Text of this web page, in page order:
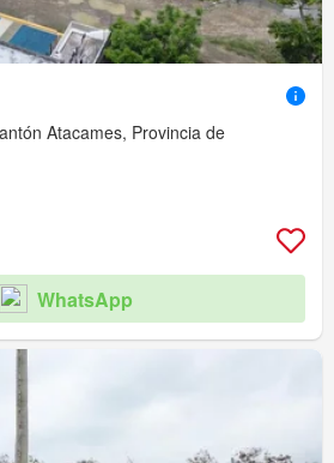
Atacames, Provincia de
WhatsApp